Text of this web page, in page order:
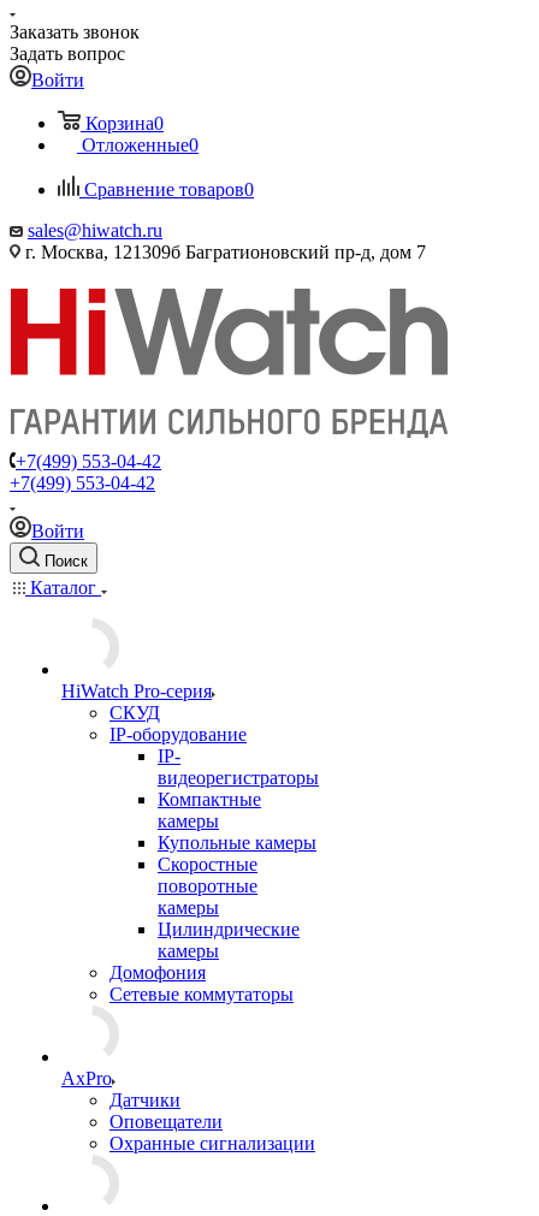
Заказать звонок
Задать вопрос
Войти
Корзина0
Отложенные0
Сравнение товаров0
sales@hiwatch.ru
г. Москва, 121309б Багратионовский пр-д, дом 7
+7(499) 553-04-42
+7(499) 553-04-42
Войти
Поиск
Каталог
HiWatch Pro-серия
CКУД
IP-оборудование
IP-
видеорегистраторы
Компактные
камеры
Купольные камеры
Скоростные
поворотные
камеры
Цилиндрические
камеры
Домофония
Сетевые коммутаторы
AxPro
Датчики
Оповещатели
Охранные сигнализации